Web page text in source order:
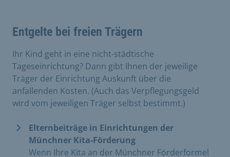
Entgelte bei freien Trägern
Ihr Kind geht in eine nicht-städtische
Tageseinrichtung? Dann gibt Ihnen der jeweilige
Träger der Einrichtung Auskunft über die
anfallenden Kosten. (Auch das Verpflegungsgeld
wird vom jeweiligen Träger selbst bestimmt.)
Elternbeiträge in Einrichtungen der
Münchner Kita-Förderung
Wenn Ihre Kita an der Münchner Förderformel